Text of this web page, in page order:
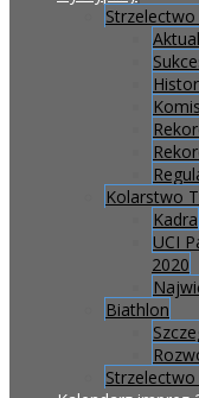
Kolarstwo
Kadra
UCI
2020
Biathlon